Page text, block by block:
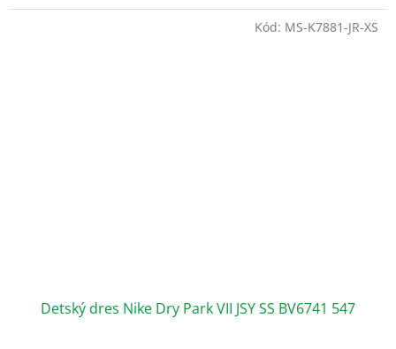
Detský dres Nike Dry Park VII JSY SS BV6741 547
Kód: MS-K7881-JR-XS